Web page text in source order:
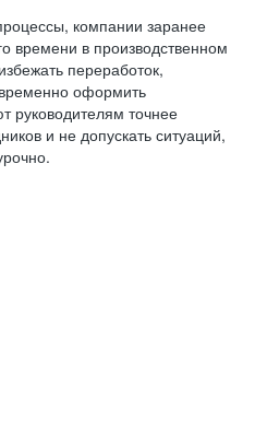
компании заранее
времени в производственном
переработок,
оформить
руководителям точнее
и не допускать ситуаций,